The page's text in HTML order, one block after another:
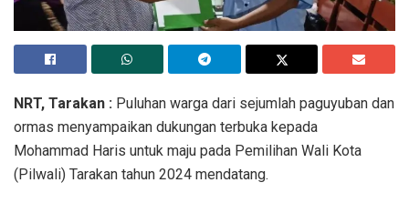
NRT, Tarakan : Puluhan warga dari sejumlah paguyuban dan
ormas menyampaikan dukungan terbuka kepada
Mohammad Haris untuk maju pada Pemilihan Wali Kota
(Pilwali) Tarakan tahun 2024 mendatang.